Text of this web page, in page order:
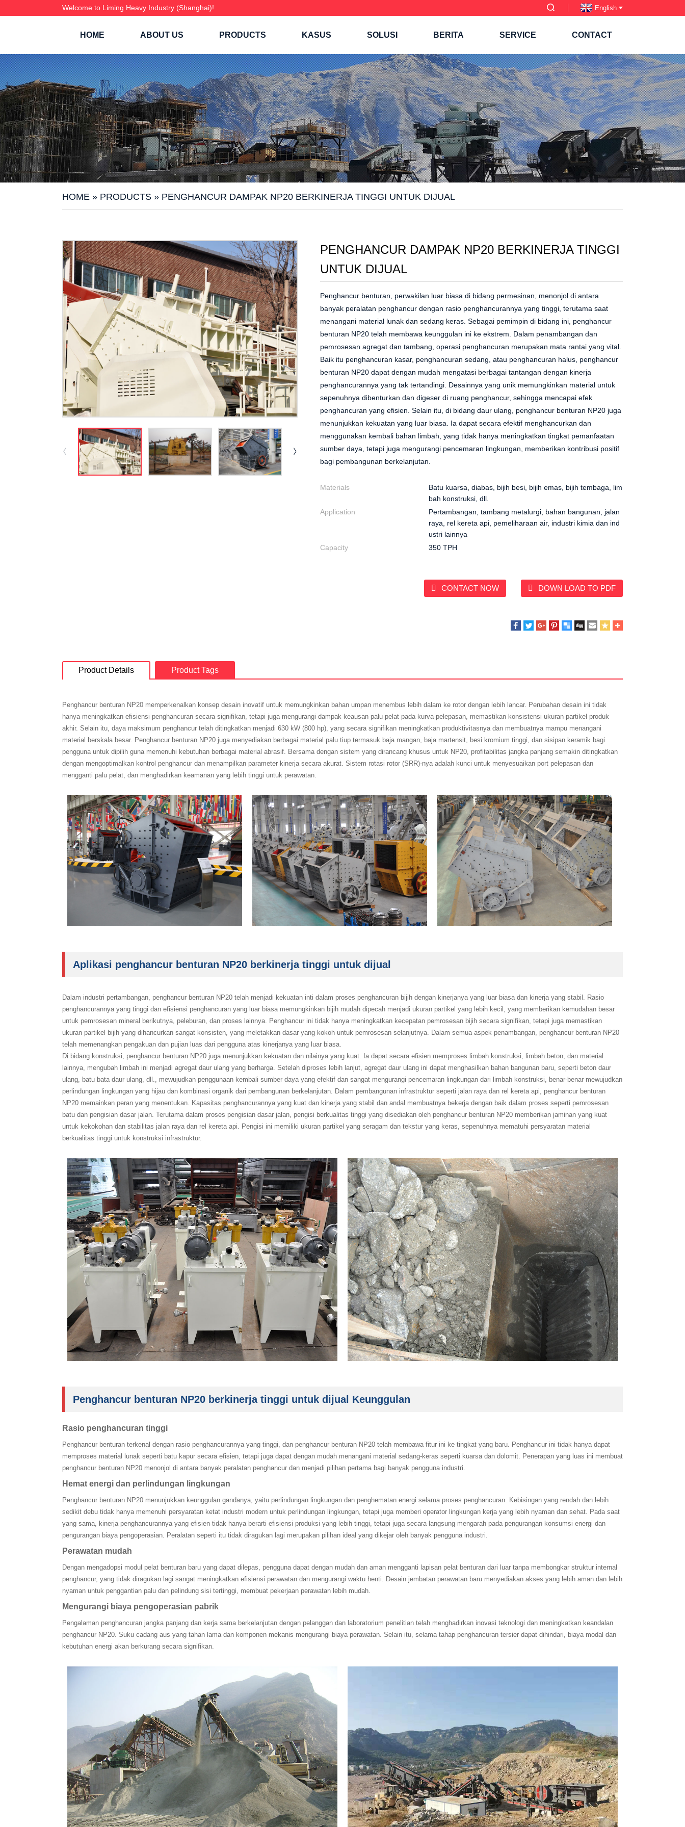
Welcome to Liming Heavy Industry (Shanghai)! English
HOME ABOUT US PRODUCTS KASUS SOLUSI BERITA SERVICE CONTACT
HOME » PRODUCTS » PENGHANCUR DAMPAK NP20 BERKINERJA TINGGI UNTUK DIJUAL
PENGHANCUR DAMPAK NP20 BERKINERJA TINGGI
UNTUK DIJUAL
Penghancur benturan, perwakilan luar biasa di bidang permesinan, menonjol di antara
banyak peralatan penghancur dengan rasio penghancurannya yang tinggi, terutama saat
menangani material lunak dan sedang keras. Sebagai pemimpin di bidang ini, penghancur
benturan NP20 telah membawa keunggulan ini ke ekstrem. Dalam penambangan dan
pemrosesan agregat dan tambang, operasi penghancuran merupakan mata rantai yang vital.
Baik itu penghancuran kasar, penghancuran sedang, atau penghancuran halus, penghancur
benturan NP20 dapat dengan mudah mengatasi berbagai tantangan dengan kinerja
penghancurannya yang tak tertandingi. Desainnya yang unik memungkinkan material untuk
sepenuhnya dibenturkan dan digeser di ruang penghancur, sehingga mencapai efek
penghancuran yang efisien. Selain itu, di bidang daur ulang, penghancur benturan NP20 juga
menunjukkan kekuatan yang luar biasa. Ia dapat secara efektif menghancurkan dan
menggunakan kembali bahan limbah, yang tidak hanya meningkatkan tingkat pemanfaatan
sumber daya, tetapi juga mengurangi pencemaran lingkungan, memberikan kontribusi positif
bagi pembangunan berkelanjutan.
Materials
Batu kuarsa, diabas, bijih besi, bijih emas, bijih tembaga, lim
bah konstruksi, dll.
Application
Pertambangan, tambang metalurgi, bahan bangunan, jalan
raya, rel kereta api, pemeliharaan air, industri kimia dan ind
ustri lainnya
Capacity
350 TPH
CONTACT NOW DOWN LOAD TO PDF
Product Details Product Tags
Penghancur benturan NP20 memperkenalkan konsep desain inovatif untuk memungkinkan bahan umpan menembus lebih dalam ke rotor dengan lebih lancar. Perubahan desain ini tidak
hanya meningkatkan efisiensi penghancuran secara signifikan, tetapi juga mengurangi dampak keausan palu pelat pada kurva pelepasan, memastikan konsistensi ukuran partikel produk
akhir. Selain itu, daya maksimum penghancur telah ditingkatkan menjadi 630 kW (800 hp), yang secara signifikan meningkatkan produktivitasnya dan membuatnya mampu menangani
material berskala besar. Penghancur benturan NP20 juga menyediakan berbagai material palu tiup termasuk baja mangan, baja martensit, besi kromium tinggi, dan sisipan keramik bagi
pengguna untuk dipilih guna memenuhi kebutuhan berbagai material abrasif. Bersama dengan sistem yang dirancang khusus untuk NP20, profitabilitas jangka panjang semakin ditingkatkan
dengan mengoptimalkan kontrol penghancur dan menampilkan parameter kinerja secara akurat. Sistem rotasi rotor (SRR)-nya adalah kunci untuk menyesuaikan port pelepasan dan
mengganti palu pelat, dan menghadirkan keamanan yang lebih tinggi untuk perawatan.
Aplikasi penghancur benturan NP20 berkinerja tinggi untuk dijual
Dalam industri pertambangan, penghancur benturan NP20 telah menjadi kekuatan inti dalam proses penghancuran bijih dengan kinerjanya yang luar biasa dan kinerja yang stabil. Rasio
penghancurannya yang tinggi dan efisiensi penghancuran yang luar biasa memungkinkan bijih mudah dipecah menjadi ukuran partikel yang lebih kecil, yang memberikan kemudahan besar
untuk pemrosesan mineral berikutnya, peleburan, dan proses lainnya. Penghancur ini tidak hanya meningkatkan kecepatan pemrosesan bijih secara signifikan, tetapi juga memastikan
ukuran partikel bijih yang dihancurkan sangat konsisten, yang meletakkan dasar yang kokoh untuk pemrosesan selanjutnya. Dalam semua aspek penambangan, penghancur benturan NP20
telah memenangkan pengakuan dan pujian luas dari pengguna atas kinerjanya yang luar biasa.
Di bidang konstruksi, penghancur benturan NP20 juga menunjukkan kekuatan dan nilainya yang kuat. Ia dapat secara efisien memproses limbah konstruksi, limbah beton, dan material
lainnya, mengubah limbah ini menjadi agregat daur ulang yang berharga. Setelah diproses lebih lanjut, agregat daur ulang ini dapat menghasilkan bahan bangunan baru, seperti beton daur
ulang, batu bata daur ulang, dll., mewujudkan penggunaan kembali sumber daya yang efektif dan sangat mengurangi pencemaran lingkungan dari limbah konstruksi, benar-benar mewujudkan
perlindungan lingkungan yang hijau dan kombinasi organik dari pembangunan berkelanjutan. Dalam pembangunan infrastruktur seperti jalan raya dan rel kereta api, penghancur benturan
NP20 memainkan peran yang menentukan. Kapasitas penghancurannya yang kuat dan kinerja yang stabil dan andal membuatnya bekerja dengan baik dalam proses seperti pemrosesan
batu dan pengisian dasar jalan. Terutama dalam proses pengisian dasar jalan, pengisi berkualitas tinggi yang disediakan oleh penghancur benturan NP20 memberikan jaminan yang kuat
untuk kekokohan dan stabilitas jalan raya dan rel kereta api. Pengisi ini memiliki ukuran partikel yang seragam dan tekstur yang keras, sepenuhnya mematuhi persyaratan material
berkualitas tinggi untuk konstruksi infrastruktur.
Penghancur benturan NP20 berkinerja tinggi untuk dijual Keunggulan
Rasio penghancuran tinggi ‌
Penghancur benturan terkenal dengan rasio penghancurannya yang tinggi, dan penghancur benturan NP20 telah membawa fitur ini ke tingkat yang baru. Penghancur ini tidak hanya dapat
memproses material lunak seperti batu kapur secara efisien, tetapi juga dapat dengan mudah menangani material sedang-keras seperti kuarsa dan dolomit. Penerapan yang luas ini membuat
penghancur benturan NP20 menonjol di antara banyak peralatan penghancur dan menjadi pilihan pertama bagi banyak pengguna industri.
Hemat energi dan perlindungan lingkungan ‌
Penghancur benturan NP20 menunjukkan keunggulan gandanya, yaitu perlindungan lingkungan dan penghematan energi selama proses penghancuran. Kebisingan yang rendah dan lebih
sedikit debu tidak hanya memenuhi persyaratan ketat industri modern untuk perlindungan lingkungan, tetapi juga memberi operator lingkungan kerja yang lebih nyaman dan sehat. Pada saat
yang sama, kinerja penghancurannya yang efisien tidak hanya berarti efisiensi produksi yang lebih tinggi, tetapi juga secara langsung mengarah pada pengurangan konsumsi energi dan
pengurangan biaya pengoperasian. Peralatan seperti itu tidak diragukan lagi merupakan pilihan ideal yang dikejar oleh banyak pengguna industri.
‌Perawatan mudah ‌
Dengan mengadopsi modul pelat benturan baru yang dapat dilepas, pengguna dapat dengan mudah dan aman mengganti lapisan pelat benturan dari luar tanpa membongkar struktur internal
penghancur, yang tidak diragukan lagi sangat meningkatkan efisiensi perawatan dan mengurangi waktu henti. Desain jembatan perawatan baru menyediakan akses yang lebih aman dan lebih
nyaman untuk penggantian palu dan pelindung sisi tertinggi, membuat pekerjaan perawatan lebih mudah.
Mengurangi biaya pengoperasian pabrik
Pengalaman penghancuran jangka panjang dan kerja sama berkelanjutan dengan pelanggan dan laboratorium penelitian telah menghadirkan inovasi teknologi dan meningkatkan keandalan
penghancur NP20. Suku cadang aus yang tahan lama dan komponen mekanis mengurangi biaya perawatan. Selain itu, selama tahap penghancuran tersier dapat dihindari, biaya modal dan
kebutuhan energi akan berkurang secara signifikan.